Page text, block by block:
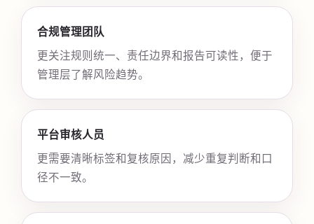
合规管理团队
更关注规则统一、责任边界和报告可读性，便于
管理层了解风险趋势。
平台审核人员
更需要清晰标签和复核原因，减少重复判断和口
径不一致。